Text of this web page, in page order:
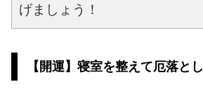
げましょう！
【開運】寝室を整えて厄落とし